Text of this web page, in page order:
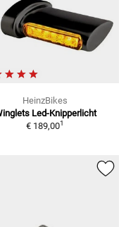
HeinzBikes
Led-Knipperlicht
€ 189,001